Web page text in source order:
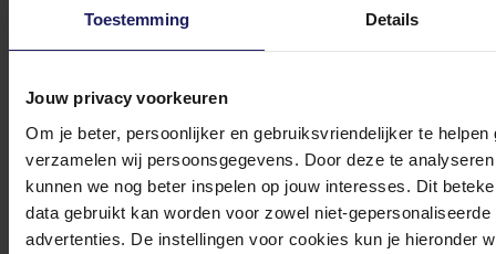
Toestemming Details
Jouw privacy voorkeuren
Om je beter, persoonlijker en gebruiksvriendelijker te
verzamelen wij persoonsgegevens. Door deze te
kunnen we nog beter inspelen op jouw interesses. Dit
data gebruikt kan worden voor zowel niet-
advertenties. De instellingen voor cookies kun je hieronder
Hoogte
Gewicht
Inhoud van de verpakking
Inclusief muis
Nee
Toetsenbord inbegrepen